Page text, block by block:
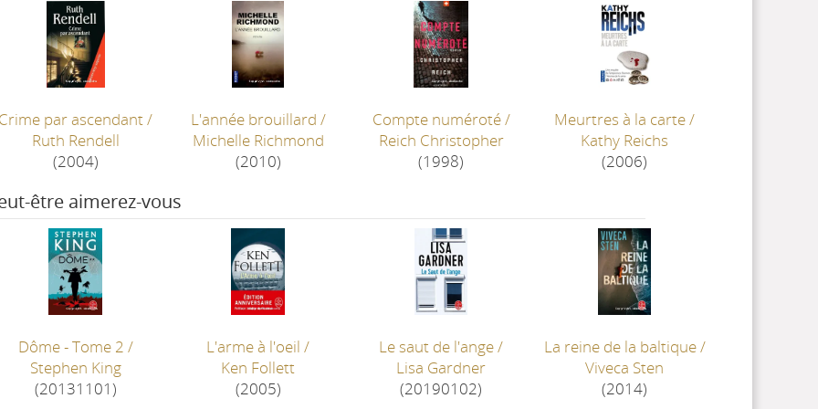
par ascendant/
Ruth Rendell
(2004)
L'année brouillard /
Michelle Richmond
(2010)
Compte numéroté/
Reich Christopher
(1998)
Meurtres à la carte/
Kathy Reichs
(2006)
être aimerez-vous
Dôme - Tome 2 /
Stephen King
(20131101)
L'arme à l'oeil /
Ken Follett
(2005)
Le saut de l'ange/
Lisa Gardner
(20190102)
La reine de la baltique/
Viveca Sten
(2014)